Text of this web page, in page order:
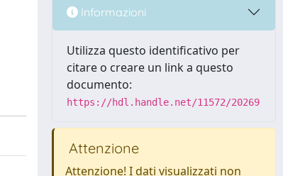
Informazioni
Utilizza questo identificativo per
citare o creare un link a questo
documento:
https://hdl.handle.net/11572/20269
Attenzione
Attenzione! I dati visualizzati non